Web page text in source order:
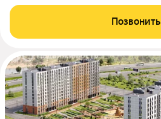
Позвонить